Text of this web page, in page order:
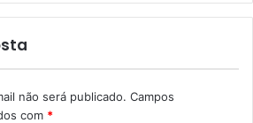
municipal de Planejamento,
Marcelo Canhada, as vias
da Prefeitura estavam com alto
recebiam recomposição mais
“As obras viárias e de asfalto
não será publicado. Campos
com *